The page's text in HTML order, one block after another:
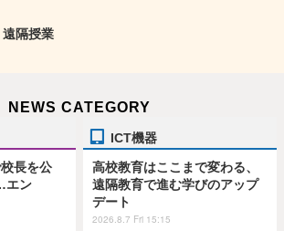
遠隔授業
NEWS CATEGORY
長を公
エン
ICT機器
高校教育はここまで変わる、
遠隔教育で進む学びのアップ
デート
2026.8.7 Fri 15:15